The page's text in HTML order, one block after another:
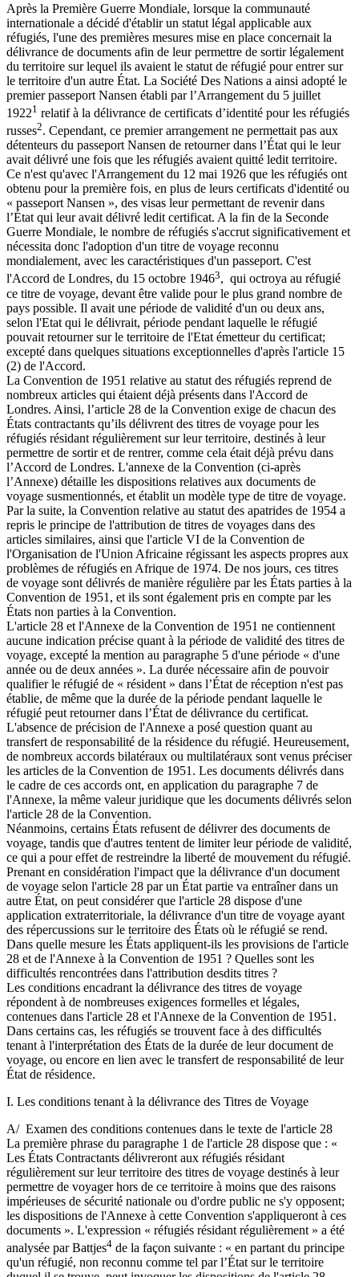
Après la Première Guerre Mondiale, lorsque la communauté
internationale a décidé d'établir un statut légal applicable aux
réfugiés, l'une des premières mesures mise en place concernait la
délivrance de documents afin de leur permettre de sortir légalement
du territoire sur lequel ils avaient le statut de réfugié pour entrer sur
le territoire d'un autre État. La Société Des Nations a ainsi adopté le
premier passeport Nansen établi par l’Arrangement du 5 juillet
19221 relatif à la délivrance de certificats d’identité pour les réfugiés
russes2. Cependant, ce premier arrangement ne permettait pas aux
détenteurs du passeport Nansen de retourner dans l’État qui le leur
avait délivré une fois que les réfugiés avaient quitté ledit territoire.
Ce n'est qu'avec l'Arrangement du 12 mai 1926 que les réfugiés ont
obtenu pour la première fois, en plus de leurs certificats d'identité ou
« passeport Nansen », des visas leur permettant de revenir dans
l’État qui leur avait délivré ledit certificat. A la fin de la Seconde
Guerre Mondiale, le nombre de réfugiés s'accrut significativement et
nécessita donc l'adoption d'un titre de voyage reconnu
mondialement, avec les caractéristiques d'un passeport. C'est
l'Accord de Londres, du 15 octobre 19463, qui octroya au réfugié
ce titre de voyage, devant être valide pour le plus grand nombre de
pays possible. Il avait une période de validité d'un ou deux ans,
selon l'Etat qui le délivrait, période pendant laquelle le réfugié
pouvait retourner sur le territoire de l'Etat émetteur du certificat;
excepté dans quelques situations exceptionnelles d'après l'article 15
(2) de l'Accord.
La Convention de 1951 relative au statut des réfugiés reprend de
nombreux articles qui étaient déjà présents dans l'Accord de
Londres. Ainsi, l’article 28 de la Convention exige de chacun des
États contractants qu’ils délivrent des titres de voyage pour les
réfugiés résidant régulièrement sur leur territoire, destinés à leur
permettre de sortir et de rentrer, comme cela était déjà prévu dans
l’Accord de Londres. L'annexe de la Convention (ci-après
l’Annexe) détaille les dispositions relatives aux documents de
voyage susmentionnés, et établit un modèle type de titre de voyage.
Par la suite, la Convention relative au statut des apatrides de 1954 a
repris le principe de l'attribution de titres de voyages dans des
articles similaires, ainsi que l'article VI de la Convention de
l'Organisation de l'Union Africaine régissant les aspects propres aux
problèmes de réfugiés en Afrique de 1974. De nos jours, ces titres
de voyage sont délivrés de manière régulière par les États parties à la
Convention de 1951, et ils sont également pris en compte par les
États non parties à la Convention.
L'article 28 et l'Annexe de la Convention de 1951 ne contiennent
aucune indication précise quant à la période de validité des titres de
voyage, excepté la mention au paragraphe 5 d'une période « d'une
année ou de deux années ». La durée nécessaire afin de pouvoir
qualifier le réfugié de « résident » dans l’État de réception n'est pas
établie, de même que la durée de la période pendant laquelle le
réfugié peut retourner dans l’État de délivrance du certificat.
L'absence de précision de l'Annexe a posé question quant au
transfert de responsabilité de la résidence du réfugié. Heureusement,
de nombreux accords bilatéraux ou multilatéraux sont venus préciser
les articles de la Convention de 1951. Les documents délivrés dans
le cadre de ces accords ont, en application du paragraphe 7 de
l'Annexe, la même valeur juridique que les documents délivrés selon
l'article 28 de la Convention.
Néanmoins, certains États refusent de délivrer des documents de
voyage, tandis que d'autres tentent de limiter leur période de validité,
ce qui a pour effet de restreindre la liberté de mouvement du réfugié.
Prenant en considération l'impact que la délivrance d'un document
de voyage selon l'article 28 par un État partie va entraîner dans un
autre État, on peut considérer que l'article 28 dispose d'une
application extraterritoriale, la délivrance d'un titre de voyage ayant
des répercussions sur le territoire des États où le réfugié se rend.
Dans quelle mesure les États appliquent-ils les provisions de l'article
28 et de l'Annexe à la Convention de 1951 ? Quelles sont les
difficultés rencontrées dans l'attribution desdits titres ?
Les conditions encadrant la délivrance des titres de voyage
répondent à de nombreuses exigences formelles et légales,
contenues dans l'article 28 et l'Annexe de la Convention de 1951.
Dans certains cas, les réfugiés se trouvent face à des difficultés
tenant à l'interprétation des États de la durée de leur document de
voyage, ou encore en lien avec le transfert de responsabilité de leur
État de résidence.
I. Les conditions tenant à la délivrance des Titres de Voyage
A/ Examen des conditions contenues dans le texte de l'article 28
La première phrase du paragraphe 1 de l'article 28 dispose que : «
Les États Contractants délivreront aux réfugiés résidant
régulièrement sur leur territoire des titres de voyage destinés à leur
permettre de voyager hors de ce territoire à moins que des raisons
impérieuses de sécurité nationale ou d'ordre public ne s'y opposent;
les dispositions de l'Annexe à cette Convention s'appliqueront à ces
documents ». L'expression « réfugiés résidant régulièrement » a été
analysée par Battjes4 de la façon suivante : « en partant du principe
qu'un réfugié, non reconnu comme tel par l’État sur le territoire